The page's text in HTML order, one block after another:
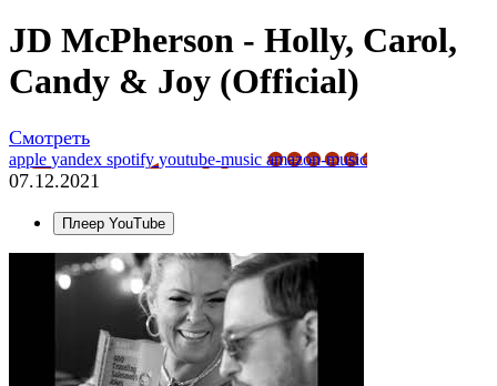
JD McPherson - Holly, Carol,
Candy & Joy (Official)
Смотреть
apple yandex spotifyyoutube-music amazon-music
07.12.2021
Плеер YouTube